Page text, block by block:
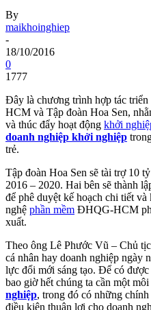
By
maikhoinghiep
-
18/10/2016
0
1777
Đây là chương trình hợp tác
HCM và Tập đoàn Hoa Sen,
và thúc đẩy hoạt động khởi
doanh nghiệp khởi nghiệp
trẻ.
Tập đoàn Hoa Sen sẽ tài trợ 10
2016 – 2020. Hai bên sẽ thành
để phê duyệt kế hoạch chi tiết
nghệ phần mềm ĐHQG-HCM
xuất.
Theo ông Lê Phước Vũ – Chủ
cá nhân hay doanh nghiệp ngày
lực đổi mới sáng tạo. Để có
bao giờ hết chúng ta cần một
nghiệp, trong đó có những
điều kiện thuận lợi cho doanh